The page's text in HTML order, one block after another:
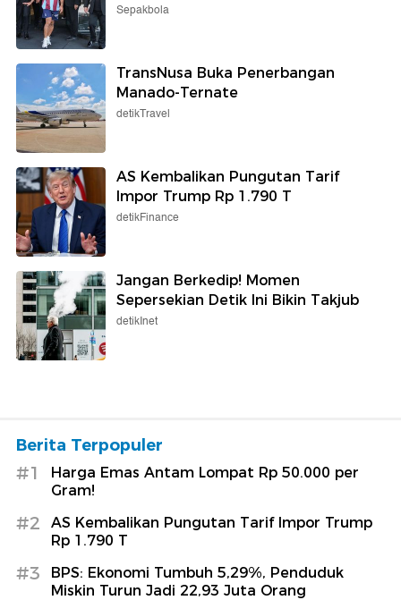
Sepakbola
TransNusa Buka Penerbangan
Manado-Ternate
detikTravel
AS Kembalikan Pungutan Tarif
Impor Trump Rp 1.790 T
detikFinance
Jangan Berkedip! Momen
Sepersekian Detik Ini Bikin Takjub
detikInet
Berita Terpopuler
#1
Harga Emas Antam Lompat Rp 50.000 per
Gram!
#2
AS Kembalikan Pungutan Tarif Impor Trump
Rp 1.790 T
#3
BPS: Ekonomi Tumbuh 5,29%, Penduduk
Miskin Turun Jadi 22,93 Juta Orang